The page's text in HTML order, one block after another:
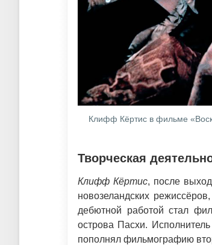
Клифф Кёртис в фильме
Творческая
Клифф Кёртис, после
новозеландских
дебютной работой стал
острова Пасхи.
пополнял фильмографию